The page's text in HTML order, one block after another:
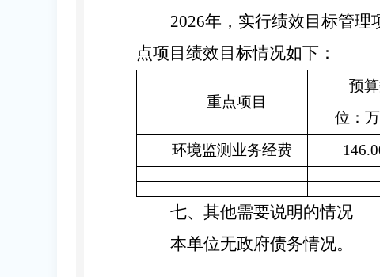
2026年，实行绩效目标管理
点项目绩效目标情况如下：
重点项目
预
位：万
环境监测业务经费
七、其他需要说明的情况
本单位无政府债务情况。